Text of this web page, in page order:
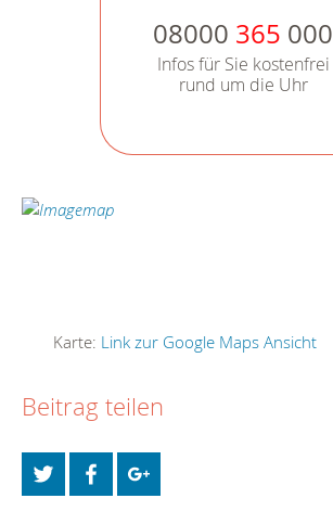
08000 365 000
Infos für Sie kostenfrei
rund um die Uhr
Karte: Link zur Google Maps Ansicht
Beitrag teilen